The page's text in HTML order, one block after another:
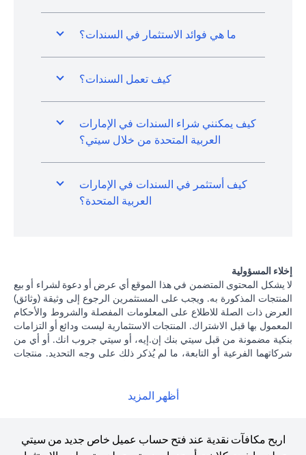
ما هي فوائد الاستثمار في السندات؟
كيف تعمل السندات؟
كيف يمكنني شراء السندات في الإمارات
العربية المتحدة من خلال سيتي؟
كيف أستثمر في السندات في الإمارات
العربية المتحدة؟
إخلاء المسؤولية
لا يشكل المحتوى المتضمن في هذا الموقع أي عرض أو دعوة لشراء أو بيع
المنتجات المذكورة به. ويجب على المستثمرين الرجوع إلى وثيقة (وثائق)
العرض ذات الصلة للاطلاع على المعلومات المفصلة والشروط والأحكام
المعمول بها قبل الاشتراك. المنتجات الاستثمارية ليست ودائع أو التزامات
بنكية مضمونة من قبل سيتي بنك إن.إيه، أو سيتي جروب انك. أو أي من
شركاتهما الفرعية أو التابعة، ما لم يُذكر ذلك على وجه التحديد. منتجات
الخسارة المحتملة للمبلغ الأصلي المستثمر. الأداء السابق لمنتجات
استثمارية و / أو منتجات خزينة مقومة بعملة أجنبية (غير محلية) على دراية
بمخاطر تقلبات أسعار الصرف التي قد تتسبب في خسارة رأس المال عند
أظهر المزيد
اربح مكافآت نقدية عند فتح حساب عميل خاص جديد من سيتي